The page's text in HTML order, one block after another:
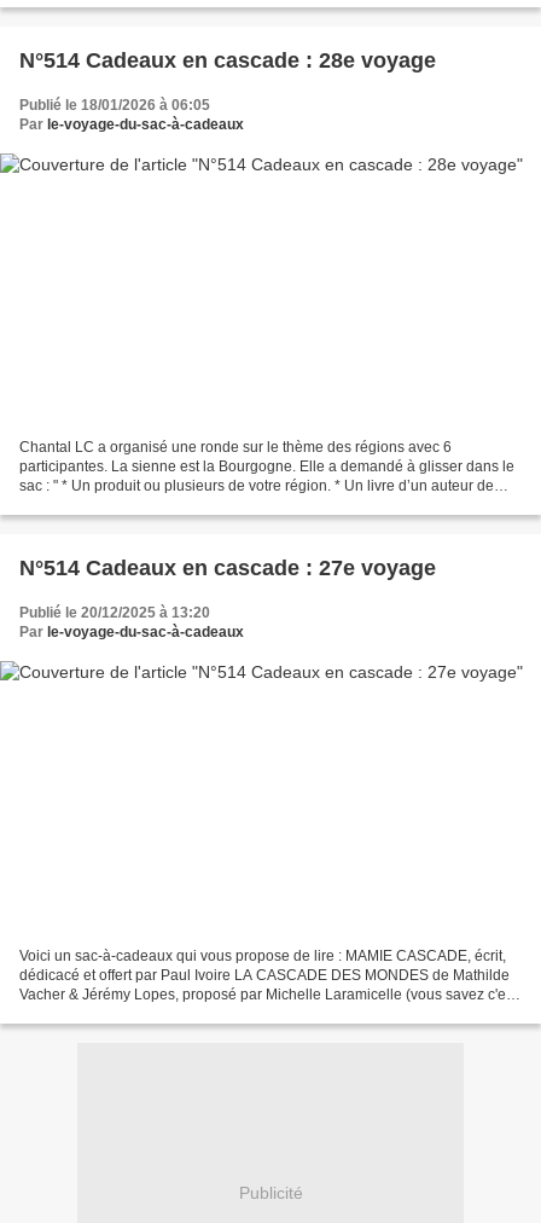
N°514 Cadeaux en cascade : 28e voyage
Publié le 18/01/2026 à 06:05
Par le-voyage-du-sac-à-cadeaux
Chantal LC a organisé une ronde sur le thème des régions avec 6
participantes. La sienne est la Bourgogne. Elle a demandé à glisser dans le
sac : " * Un produit ou plusieurs de votre région. * Un livre d’un auteur de
N°514 Cadeaux en cascade : 27e voyage
Publié le 20/12/2025 à 13:20
Par le-voyage-du-sac-à-cadeaux
Voici un sac-à-cadeaux qui vous propose de lire : MAMIE CASCADE, écrit,
dédicacé et offert par Paul Ivoire LA CASCADE DES MONDES de Mathilde
Vacher & Jérémy Lopes, proposé par Michelle Laramicelle (vous savez c'est
Publicité